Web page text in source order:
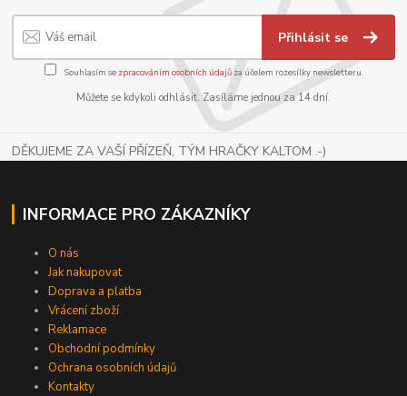
Přihlásit se
Souhlasím se zpracováním osobních údajůza účelem rozesílky newsletteru.
Můžete se kdykoli odhlásit. Zasíláme jednou za 14 dní.
DĚKUJEME ZA VAŠÍ PŘÍZEŇ, TÝM HRAČKY KALTOM .-)
INFORMACE PRO ZÁKAZNÍKY
O nás
Jak nakupovat
Doprava a platba
Vrácení zboží
Reklamace
Obchodní podmínky
Ochrana osobních údajů
Kontakty